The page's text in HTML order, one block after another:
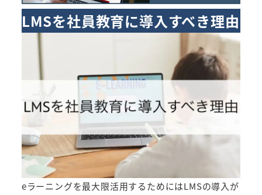
LMSを社員教育に導入すべき理由
eラーニングを最大限活用するためにはLMSの導入が